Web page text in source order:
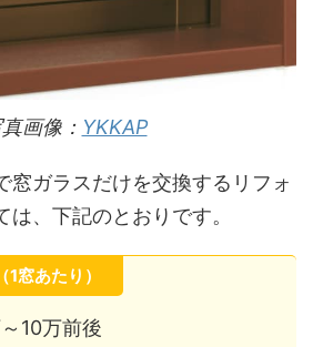
画像： YKKAP
窓ガラスだけを交換するリフォ
、下記のとおりです。
窓あたり）
10万前後